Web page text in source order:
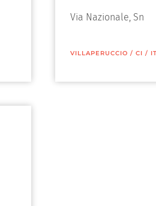
Via Nazionale, Sn
VILLAPERUCCIO / CI /